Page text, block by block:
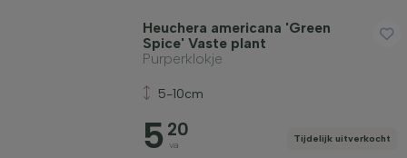
Heuchera americana 'Green
Spice' Vaste plant
Purperklokje
5-10cm
5 20
va
Tijdelijk uitverkocht